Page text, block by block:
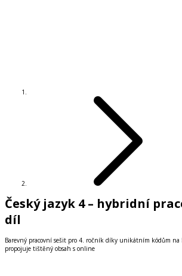
Český jazyk 4 – hybridní
díl
Barevný pracovní sešit pro 4. ročník díky unikátním kódům na
propojuje tištěný obsah s online